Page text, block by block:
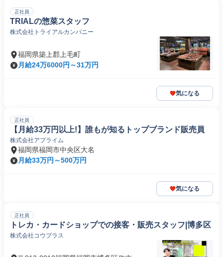
正社員
TRIALの惣菜スタッフ
株式会社トライアルカンパニー
福岡県築上郡上毛町
月給24万6000円～31万円
気になる
正社員
【月給33万円以上!】誰もが知るトップブランド販売員
株式会社アプライム
福岡県福岡市中央区大名
月給33万円～500万円
気になる
正社員
トレカ・カードショップでの接客・販売スタッフ|博多区
株式会社コウプラス